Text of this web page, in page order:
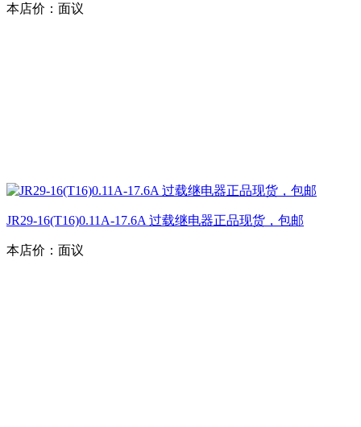
本店价： 面议
JR29-16(T16)0.11A-17.6A 过载继电器正品现货，包邮
本店价： 面议